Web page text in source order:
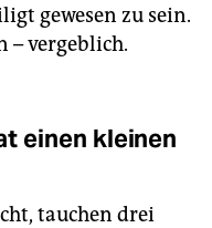
gewesen zu sein.
– vergeblich.
einen kleinen
tauchen drei